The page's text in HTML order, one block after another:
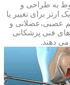
به طراحی و
برای تغییر یا
عصبی،عضلانی و
فنی پزشکانی
می دهند.